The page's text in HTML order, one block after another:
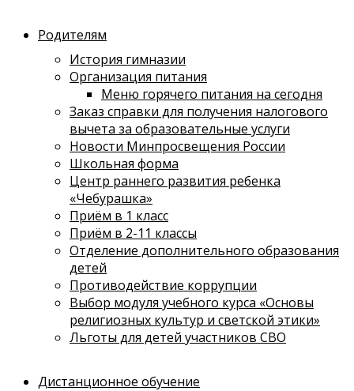
Родителям
История гимназии
Организация питания
Меню горячего питания на сегодня
Заказ справки для получения налогового
вычета за образовательные услуги
Новости Минпросвещения России
Школьная форма
Центр раннего развития ребенка
«Чебурашка»
Приём в 1 класс
Приём в 2-11 классы
Отделение дополнительного образования
детей
Противодействие коррупции
Выбор модуля учебного курса «Основы
религиозных культур и светской этики»
Льготы для детей участников СВО
Дистанционное обучение